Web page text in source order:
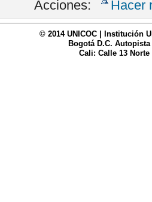
Acciones: Hacer
© 2014 UNICOC | Institución
Bogotá D.C. Autopista
Cali: Calle 13 Norte